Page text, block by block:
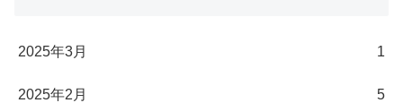
2025年3月 1
2025年2月 5